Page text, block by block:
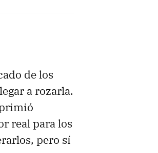
de los
a rozarla.
real para los
pero sí